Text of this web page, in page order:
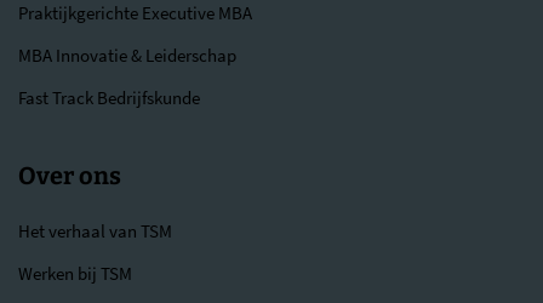
Praktijkgerichte Executive MBA
MBA Innovatie & Leiderschap
Fast Track Bedrijfskunde
Over ons
Het verhaal van TSM
Werken bij TSM